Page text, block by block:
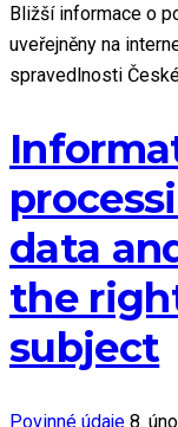
Bližší informace o
uveřejněny na
spravedlnosti
data
the
subject
Povinné údaje 8.